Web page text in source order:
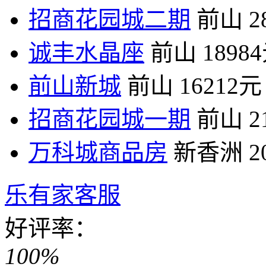
招商花园城二期 前山
诚丰水晶座 前山
前山新城 前山 16212元
招商花园城一期 前山
万科城商品房 新香洲
乐有家客服
好评率：
100%